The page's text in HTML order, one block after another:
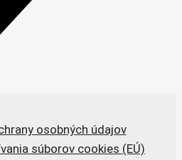
osobných údajov
súborov cookies (EÚ)